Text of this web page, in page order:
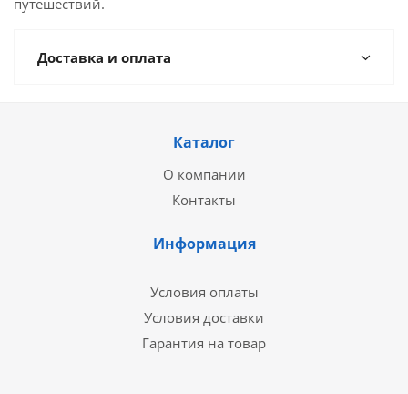
путешествий.
Доставка и оплата
Каталог
О компании
Контакты
Информация
Условия оплаты
Условия доставки
Гарантия на товар